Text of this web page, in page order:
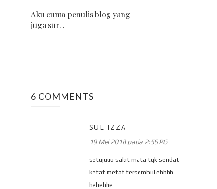
Aku cuma penulis blog yang
juga sur...
6 COMMENTS
SUE IZZA
19 Mei 2018 pada 2:56 PG
setujuuu sakit mata tgk sendat
ketat metat tersembul ehhhh
hehehhe